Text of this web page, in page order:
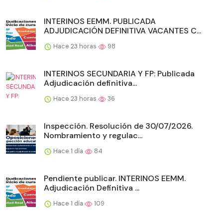
INTERINOS EEMM. PUBLICADA
ADJUDICACIÓN DEFINITIVA VACANTES C...
Hace 23 horas 98
INTERINOS SECUNDARIA Y FP: Publicada
Adjudicación definitiva...
Hace 23 horas 36
Inspección. Resolución de 30/07/2026.
Nombramiento y regulac...
Hace 1 día 84
Pendiente publicar. INTERINOS EEMM.
Adjudicación Definitiva ...
Hace 1 día 109